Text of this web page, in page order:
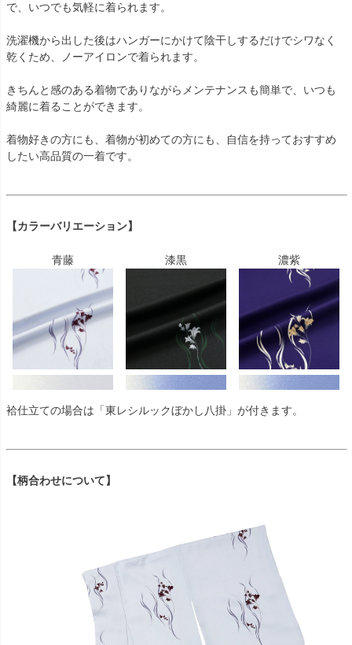
で、いつでも気軽に着られます。
洗濯機から出した後はハンガーにかけて陰干しするだけでシワなく
乾くため、ノーアイロンで着られます。
きちんと感のある着物でありながらメンテナンスも簡単で、いつも
綺麗に着ることができます。
着物好きの方にも、着物が初めての方にも、自信を持っておすすめ
したい高品質の一着です。
【カラーバリエーション】
青藤 漆黒 濃紫
袷仕立ての場合は「東レシルックぼかし八掛」が付きます。
【柄合わせについて】